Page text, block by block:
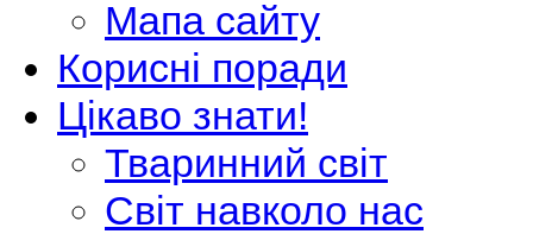
Мапа сайту
Корисні поради
Цікаво знати!
Тваринний світ
Світ навколо нас